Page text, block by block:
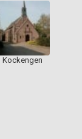
Kockengen